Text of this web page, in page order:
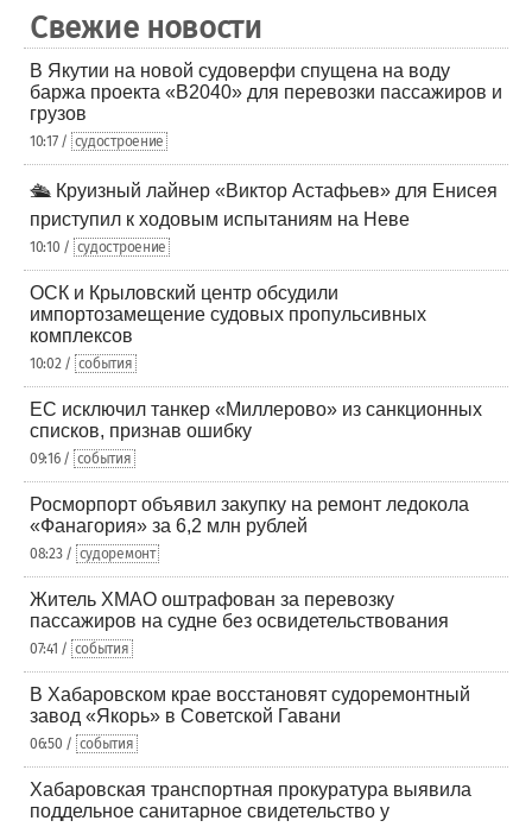
Свежие новости
В Якутии на новой судоверфи спущена на воду
баржа проекта «В2040» для перевозки пассажиров и
грузов
10:17 / судостроение
🛳️ Круизный лайнер «Виктор Астафьев» для Енисея
приступил к ходовым испытаниям на Неве
10:10 / судостроение
ОСК и Крыловский центр обсудили
импортозамещение судовых пропульсивных
комплексов
10:02 / события
ЕС исключил танкер «Миллерово» из санкционных
списков, признав ошибку
09:16 / события
Росморпорт объявил закупку на ремонт ледокола
«Фанагория» за 6,2 млн рублей
08:23 / судоремонт
Житель ХМАО оштрафован за перевозку
пассажиров на судне без освидетельствования
07:41 / события
В Хабаровском крае восстановят судоремонтный
завод «Якорь» в Советской Гавани
06:50 / события
Хабаровская транспортная прокуратура выявила
поддельное санитарное свидетельство у